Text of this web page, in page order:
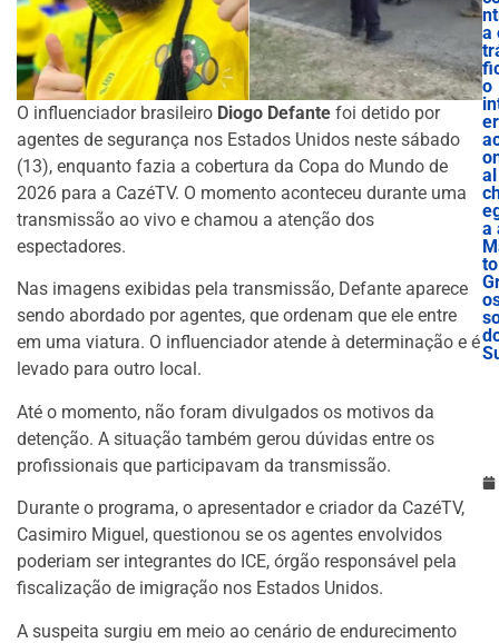
O influenciador brasileiro Diogo Defante foi detido por
agentes de segurança nos Estados Unidos neste sábado
(13), enquanto fazia a cobertura da Copa do Mundo de
2026 para a CazéTV. O momento aconteceu durante uma
transmissão ao vivo e chamou a atenção dos
espectadores.
Nas imagens exibidas pela transmissão, Defante aparece
sendo abordado por agentes, que ordenam que ele entre
em uma viatura. O influenciador atende à determinação e é
levado para outro local.
Até o momento, não foram divulgados os motivos da
detenção. A situação também gerou dúvidas entre os
profissionais que participavam da transmissão.
Durante o programa, o apresentador e criador da CazéTV,
Casimiro Miguel , questionou se os agentes envolvidos
poderiam ser integrantes do ICE, órgão responsável pela
fiscalização de imigração nos Estados Unidos.
A suspeita surgiu em meio ao cenário de endurecimento
a
o
al
a
to